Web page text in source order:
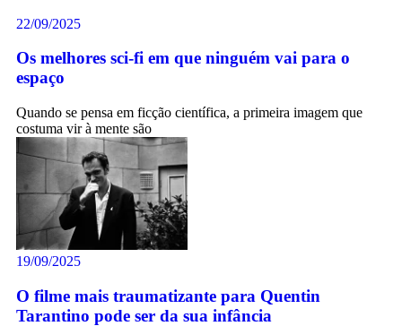
22/09/2025
Os melhores sci-fi em que ninguém vai para o
espaço
Quando se pensa em ficção científica, a primeira imagem que
costuma vir à mente são
19/09/2025
O filme mais traumatizante para Quentin
Tarantino pode ser da sua infância